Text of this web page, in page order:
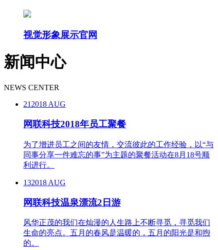
视觉形象展示官网
新闻中心
NEWS CENTER
212018 AUG
网联科技2018年员工聚餐
为了增进员工之间的友情，交流彼此的工作经验，以“与
同事分享一件难忘的事”为主题的聚餐活动在8月18号顺
利进行。
132018 AUG
网联科技温泉漂流2日游
风华正茂的我们在灿漫的人生路上不断寻觅，寻觅我们
生命的亮点。五月的春风是温暖的，五月的阳光是和煦
的。